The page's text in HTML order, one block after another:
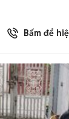
Bấm để